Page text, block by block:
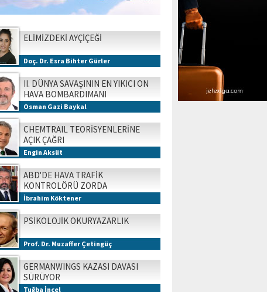
ELİMİZDEKİ AYÇİÇEĞİ
Doç. Dr. Esra Bihter Gürler
II. DÜNYA SAVAŞININ EN YIKICI ON
HAVA BOMBARDIMANI
Osman Gazi Baykal
CHEMTRAIL TEORİSYENLERİNE
AÇIK ÇAĞRI
Engin Aksüt
ABD'DE HAVA TRAFİK
KONTROLÖRÜ ZORDA
İbrahim Köktener
PSİKOLOJİK OKURYAZARLIK
Prof. Dr. Muzaffer Çetingüç
GERMANWINGS KAZASI DAVASI
SÜRÜYOR
Tuğba İncel